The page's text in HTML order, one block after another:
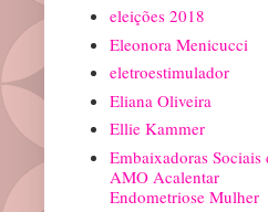
eleições 2018
Eleonora Menicucci
eletroestimulador
Eliana Oliveira
Ellie Kammer
Embaixadoras Sociais
AMO Acalentar
Endometriose Mulher